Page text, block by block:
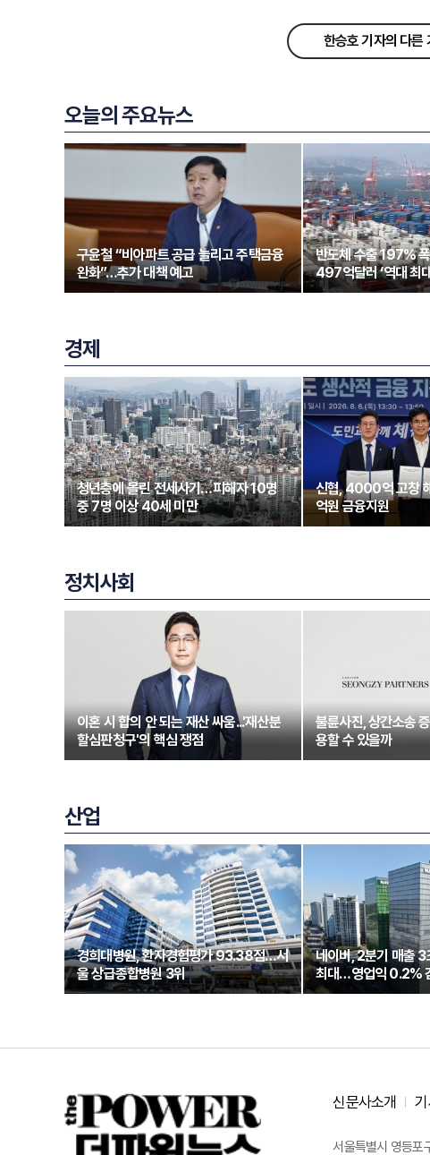
한승호 기자의 다른
오늘의 주요뉴스
구윤철 “비아파트 공급 늘리고 주택금융
완화”…추가 대책 예고
반도체 수출 197%
497억달러 ‘역대 최
경제
청년층에 몰린 전세사기…피해자 10명
중 7명 이상 40세 미만
신협, 4000억 고창
억원 금융지원
정치사회
이혼 시 합의 안 되는 재산 싸움...'재산분
할심판청구'의 핵심 쟁점
불륜사진, 상간소송
용할 수 있을까
산업
경희대병원, 환자경험평가 93.38점…서
울 상급종합병원 3위
네이버, 2분기 매출
최대…영업익 0.2%
신문사소개
서울특별시 영등